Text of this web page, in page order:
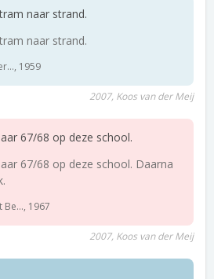
naar strand.
naar strand.
1959
2007, Koos van der Meij
67/68 op deze school.
67/68 op deze school. Daarna
Be..., 1967
2007, Koos van der Meij